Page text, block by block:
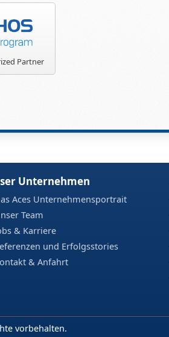
Partner
Unternehmen
Aces Unternehmensportrait
Team
& Karriere
und Erfolgsstories
& Anfahrt
vorbehalten.